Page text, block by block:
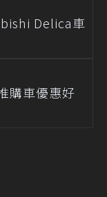
Delica車
購車優惠好